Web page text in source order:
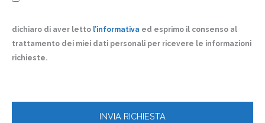
dichiaro di aver letto l’informativa ed esprimo il consenso al
trattamento dei miei dati personali per ricevere le informazioni
richieste.